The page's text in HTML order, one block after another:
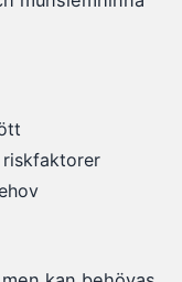
riskfaktorer